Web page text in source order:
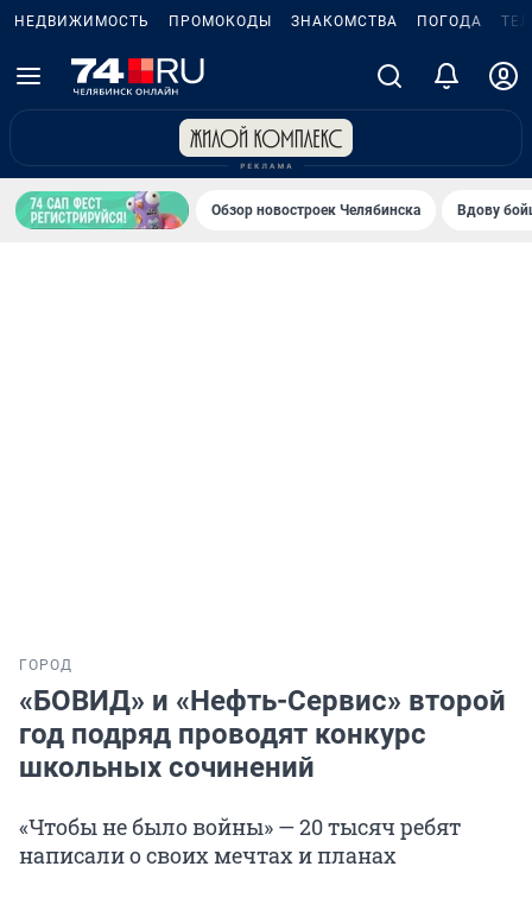
НЕДВИЖИМОСТЬ ПРОМОКОДЫ ЗНАКОМСТВА ПОГОДА
Обзор новостроек Челябинска Вдову
ГОРОД
«БОВИД» и «Нефть-Сервис» второй
год подряд проводят конкурс
школьных сочинений
«Чтобы не было войны» — 20 тысяч ребят
написали о своих мечтах и планах